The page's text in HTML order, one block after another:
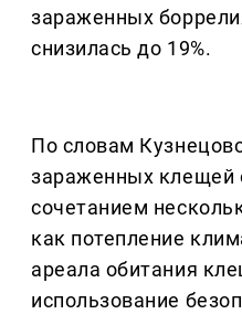
зараженных
снизилась до 19%.
По словам
зараженных клещей
сочетанием
как потепление
ареала обитания
использование